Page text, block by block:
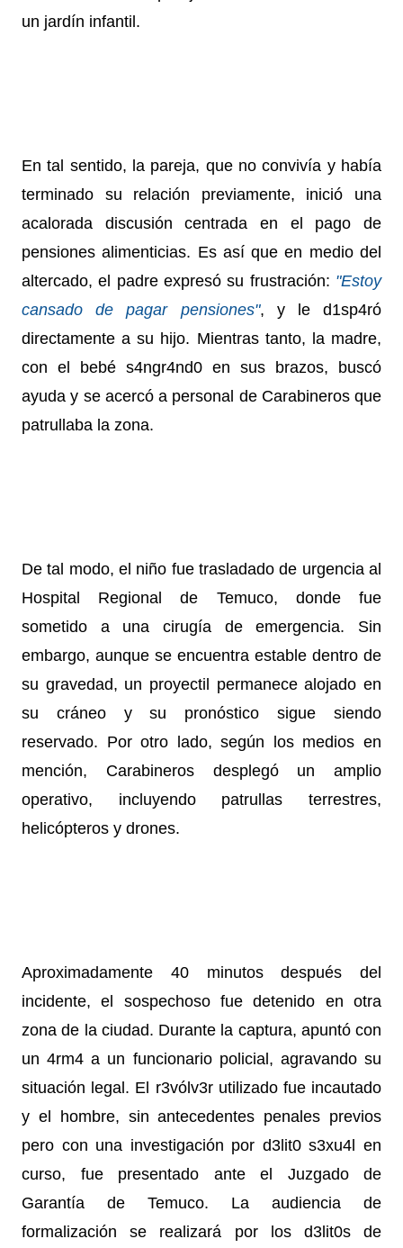
un jardín infantil.
En tal sentido, la pareja, que no convivía y había
terminado su relación previamente, inició una
acalorada discusión centrada en el pago de
pensiones alimenticias. Es así que en medio del
altercado, el padre expresó su frustración: "Estoy
cansado de pagar pensiones", y le d1sp4ró
directamente a su hijo. Mientras tanto, la madre,
con el bebé s4ngr4nd0 en sus brazos, buscó
ayuda y se acercó a personal de Carabineros que
patrullaba la zona.
De tal modo, el niño fue trasladado de urgencia al
Hospital Regional de Temuco, donde fue
sometido a una cirugía de emergencia. Sin
embargo, aunque se encuentra estable dentro de
su gravedad, un proyectil permanece alojado en
su cráneo y su pronóstico sigue siendo
reservado. Por otro lado, según los medios en
mención, Carabineros desplegó un amplio
operativo, incluyendo patrullas terrestres,
helicópteros y drones.
Aproximadamente 40 minutos después del
incidente, el sospechoso fue detenido en otra
zona de la ciudad. Durante la captura, apuntó con
un 4rm4 a un funcionario policial, agravando su
situación legal. El r3vólv3r utilizado fue incautado
y el hombre, sin antecedentes penales previos
pero con una investigación por d3lit0 s3xu4l en
curso, fue presentado ante el Juzgado de
Garantía de Temuco. La audiencia de
formalización se realizará por los d3lit0s de